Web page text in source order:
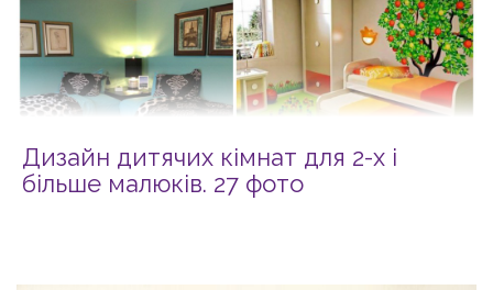
Дизайн дитячих кімнат для 2-х і
більше малюків. 27 фото